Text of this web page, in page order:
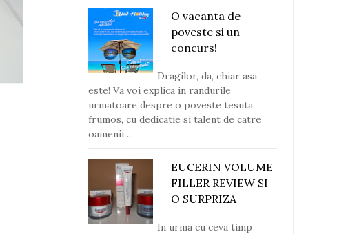
O vacanta de
poveste si un
concurs!
Dragilor, da, chiar asa
este! Va voi explica in randurile
urmatoare despre o poveste tesuta
frumos, cu dedicatie si talent de catre
oamenii ...
EUCERIN VOLUME
FILLER REVIEW SI
O SURPRIZA
In urma cu ceva timp